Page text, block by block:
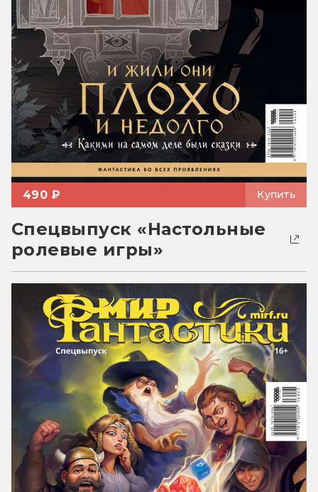
490 ₽ Купить
Спецвыпуск «Настольные
ролевые игры»